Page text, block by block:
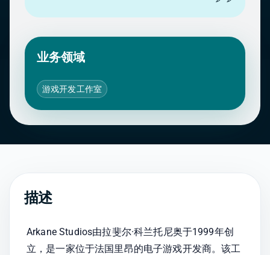
业务领域
游戏开发工作室
描述
Arkane Studios由拉斐尔·科兰托尼奥于1999年创
立，是一家位于法国里昂的电子游戏开发商。该工